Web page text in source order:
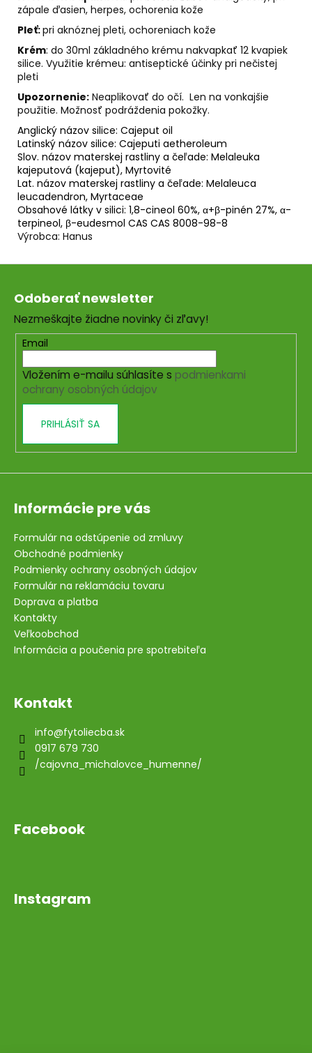
zápale ďasien, herpes, ochorenia kože
Pleť:pri aknóznej pleti, ochoreniach kože
Krém: do 30ml základného krému nakvapkať 12 kvapiek
silice. Využitie krémeu: antiseptické účinky pri nečistej
pleti
Upozornenie: Neaplikovať do očí. Len na vonkajšie
použitie. Možnosť podráždenia pokožky.
Anglický názov silice: Cajeput oil
Latinský názov silice: Cajeputi aetheroleum
Slov. názov materskej rastliny a čeľade: Melaleuka
kajeputová (kajeput), Myrtovité
Lat. názov materskej rastliny a čeľade: Melaleuca
leucadendron, Myrtaceae
Obsahové látky v silici: 1,8-cineol 60%, α+β-pinén 27%, α-
terpineol, β-eudesmol CAS CAS 8008-98-8
Výrobca: Hanus
Z
Odoberať newsletter
Nezmeškajte žiadne novinky či zľavy!
Email
Vložením e-mailu súhlasíte s podmienkami
ochrany osobných údajov
PRIHLÁSIŤ SA
Informácie pre vás
Formulár na odstúpenie od zmluvy
Obchodné podmienky
Podmienky ochrany osobných údajov
Formulár na reklamáciu tovaru
Doprava a platba
Kontakty
Veľkoobchod
Informácia a poučenia pre spotrebiteľa
Kontakt
info@fytoliecba.sk
0917 679 730
/cajovna_michalovce_humenne/
Facebook
Instagram